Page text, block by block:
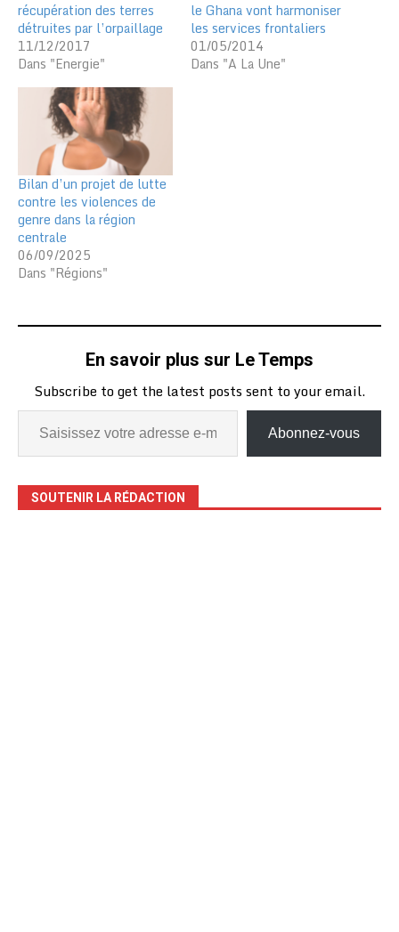
récupération des terres
détruites par l’orpaillage
11/12/2017
Dans "Energie"
le Ghana vont harmoniser
les services frontaliers
01/05/2014
Dans "A La Une"
Bilan d’un projet de lutte
contre les violences de
genre dans la région
centrale
06/09/2025
Dans "Régions"
En savoir plus sur Le Temps
Subscribe to get the latest posts sent to your email.
Abonnez-vous
SOUTENIR LA RÉDACTION